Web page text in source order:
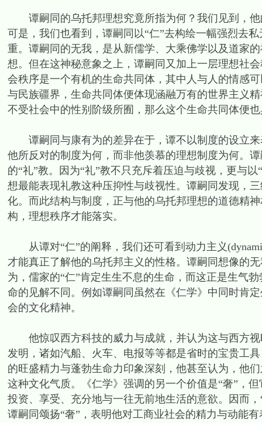
谭嗣同的乌托邦理想究竟所指为何？我们见到，他
可是，我们也看到，谭嗣同以“仁”去构绘一幅强烈去
重。谭嗣同的无我，是从新儒学、大乘佛学以及道家
想。但在这神秘意象之上，谭嗣同又加上一层理想社
会秩序是一个有机的生命共同体，其中人与人的情感
与民族疆界，生命共同体便体现涵融万有的世界主义
不受社会中的性别阶级所囿，那么这个生命共同体便
谭嗣同与康有为的差异在于，谭不以制度的设立来
他所反对的制度为何，而非他羡慕的理想制度为何。
的“礼”教。因为“礼”教不只充斥着压迫与歧视，更与
想最能表现礼教这种压抑性与歧视性。谭嗣同发现，
化。而此结构与制度，正与他的乌托邦理想的道德精
构，理想秩序才能落实。
从谭对“仁”的阐释，我们还可看到动力主义
才能真正了解他的乌托邦主义的性格。谭嗣同想像的
为，儒家的“仁”肯定生生不息的生命，而这正是生气
命的见解不同。例如谭嗣同虽然在《仁学》中同时肯
会的文化精神。
他惊叹西方科技的威力与成就，并认为这与西方视
发明，诸如汽船、火车、电报等等都是省时的宝贵工
的旺盛精力与蓬勃生命力印象深刻，他甚至认为，他
这种文化气质。《仁学》强调的另一个价值是“奢”，
投资、享受、充分地与一往无前地生活的意欲。因而
谭嗣同颂扬“奢”，表明他对工商业社会的精力与动能